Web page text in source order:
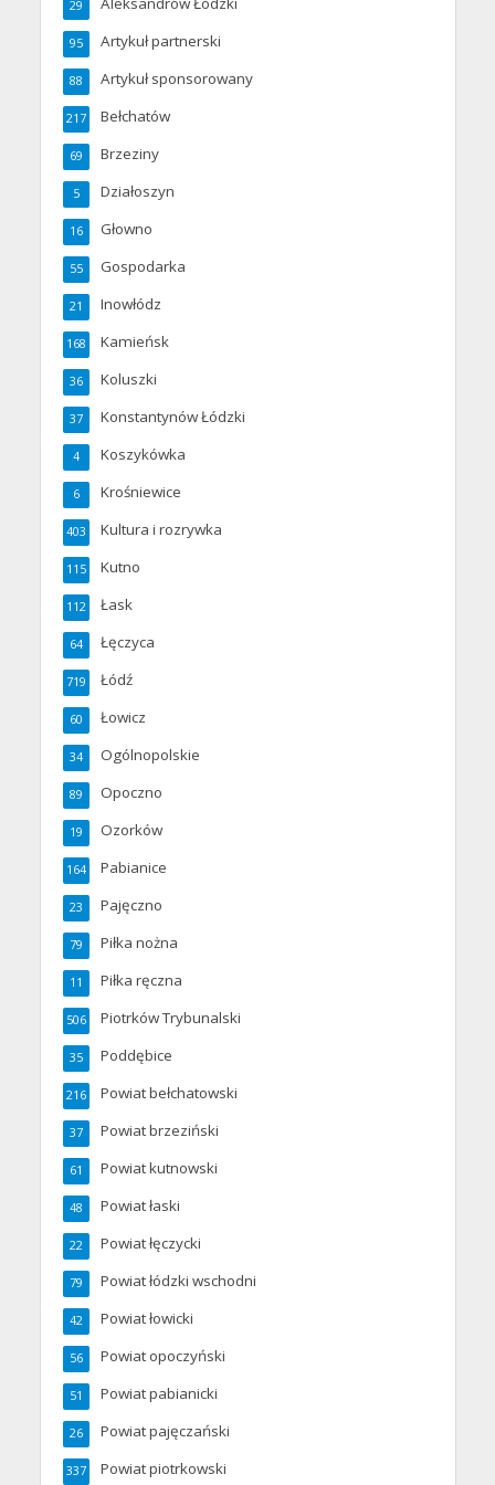
29
Artykuł partnerski
95
Artykuł sponsorowany
88
Bełchatów
217
Brzeziny
69
Działoszyn
5
Głowno
16
Gospodarka
55
Inowłódz
21
Kamieńsk
168
Koluszki
36
Konstantynów Łódzki
37
Koszykówka
4
Krośniewice
6
Kultura i rozrywka
403
Kutno
115
Łask
112
Łęczyca
64
Łódź
719
Łowicz
60
Ogólnopolskie
34
Opoczno
89
Ozorków
19
Pabianice
164
Pajęczno
23
Piłka nożna
79
Piłka ręczna
11
Piotrków Trybunalski
506
Poddębice
35
Powiat bełchatowski
216
Powiat brzeziński
37
Powiat kutnowski
61
Powiat łaski
48
Powiat łęczycki
22
Powiat łódzki wschodni
79
Powiat łowicki
42
Powiat opoczyński
56
Powiat pabianicki
51
Powiat pajęczański
26
Powiat piotrkowski
337